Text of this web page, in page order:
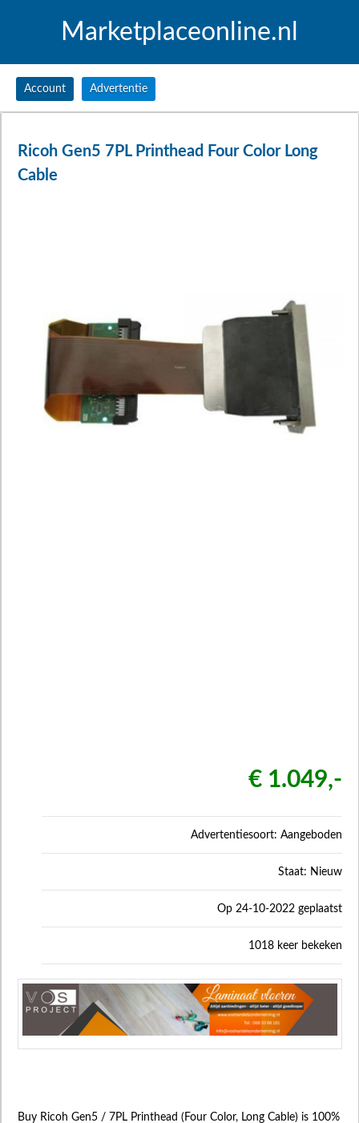
Marketplaceonline.nl
Account Advertentie
Ricoh Gen5 7PL Printhead Four Color Long
Cable
€ 1.049,-
Advertentiesoort: Aangeboden
Staat: Nieuw
Op 24-10-2022 geplaatst
1018 keer bekeken
Buy Ricoh Gen5 / 7PL Printhead (Four Color, Long Cable) is 100%